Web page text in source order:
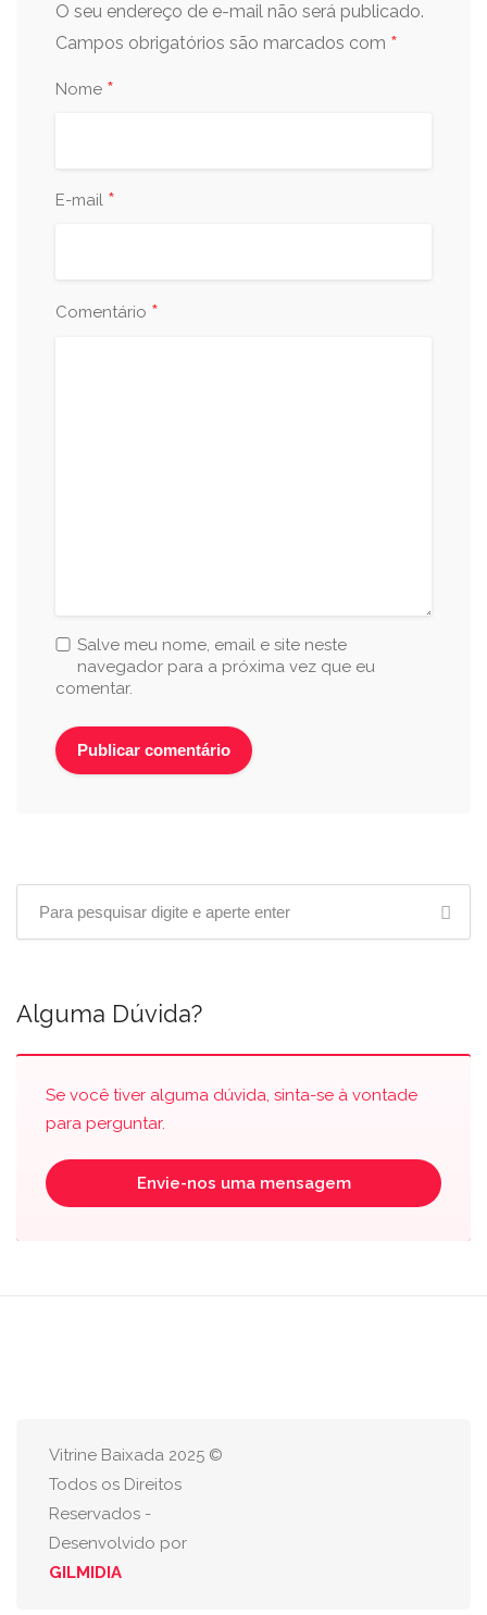
O seu endereço de e-mail não será publicado.
Campos obrigatórios são marcados com *
Nome *
E-mail *
Comentário *
Salve meu nome, email e site neste
navegador para a próxima vez que eu
comentar.
Alguma Dúvida?
Se você tiver alguma dúvida, sinta-se à vontade
para perguntar.
Envie-nos uma mensagem
Vitrine Baixada 2025 ©
Todos os Direitos
Reservados -
Desenvolvido por
GILMIDIA